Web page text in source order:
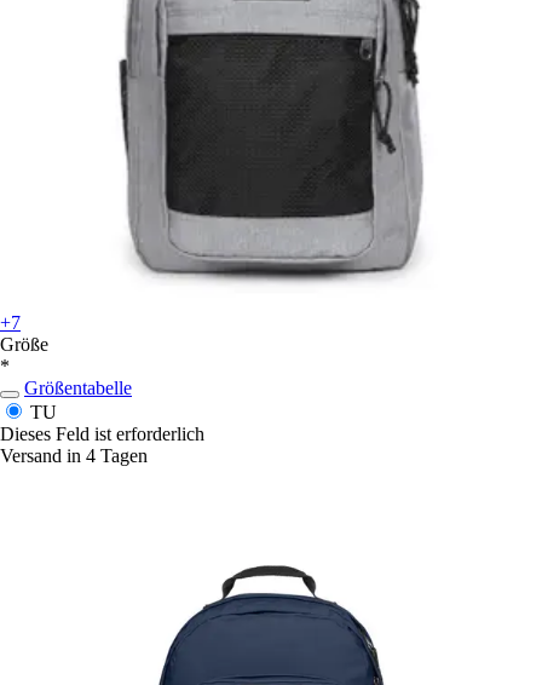
+7
Größe
*
Größentabelle
TU
Dieses Feld ist erforderlich
Versand in 4 Tagen